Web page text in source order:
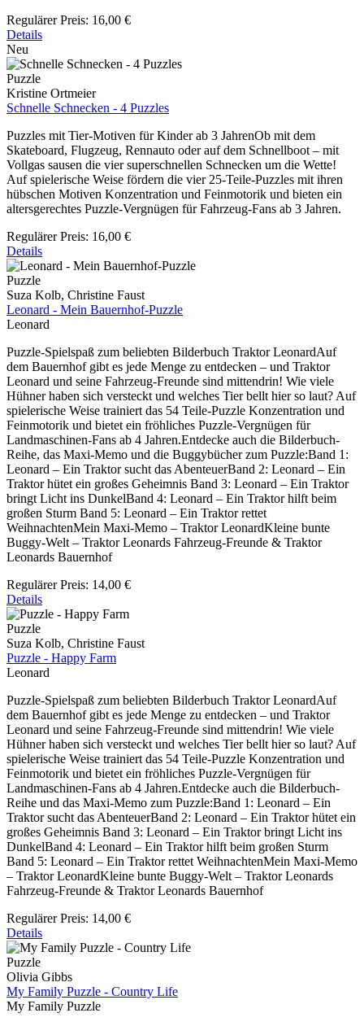
Regulärer Preis: 16,00 €
Details
Neu
Puzzle
Kristine Ortmeier
Schnelle Schnecken - 4 Puzzles
Puzzles mit Tier-Motiven für Kinder ab 3 JahrenOb mit dem
Skateboard, Flugzeug, Rennauto oder auf dem Schnellboot – mit
Vollgas sausen die vier superschnellen Schnecken um die Wette!
Auf spielerische Weise fördern die vier 25-Teile-Puzzles mit ihren
hübschen Motiven Konzentration und Feinmotorik und bieten ein
altersgerechtes Puzzle-Vergnügen für Fahrzeug-Fans ab 3 Jahren.
Regulärer Preis: 16,00 €
Details
Puzzle
Suza Kolb, Christine Faust
Leonard - Mein Bauernhof-Puzzle
Leonard
Puzzle-Spielspaß zum beliebten Bilderbuch Traktor LeonardAuf
dem Bauernhof gibt es jede Menge zu entdecken – und Traktor
Leonard und seine Fahrzeug-Freunde sind mittendrin! Wie viele
Hühner haben sich versteckt und welches Tier bellt hier so laut? Auf
spielerische Weise trainiert das 54 Teile-Puzzle Konzentration und
Feinmotorik und bietet ein fröhliches Puzzle-Vergnügen für
Landmaschinen-Fans ab 4 Jahren.Entdecke auch die Bilderbuch-
Reihe, das Maxi-Memo und die Buggybücher zum Puzzle:Band 1:
Leonard – Ein Traktor sucht das AbenteuerBand 2: Leonard – Ein
Traktor hütet ein großes Geheimnis Band 3: Leonard – Ein Traktor
bringt Licht ins DunkelBand 4: Leonard – Ein Traktor hilft beim
großen Sturm Band 5: Leonard – Ein Traktor rettet
WeihnachtenMein Maxi-Memo – Traktor LeonardKleine bunte
Buggy-Welt – Traktor Leonards Fahrzeug-Freunde & Traktor
Leonards Bauernhof
Regulärer Preis: 14,00 €
Details
Puzzle
Suza Kolb, Christine Faust
Puzzle - Happy Farm
Leonard
Puzzle-Spielspaß zum beliebten Bilderbuch Traktor LeonardAuf
dem Bauernhof gibt es jede Menge zu entdecken – und Traktor
Leonard und seine Fahrzeug-Freunde sind mittendrin! Wie viele
Hühner haben sich versteckt und welches Tier bellt hier so laut? Auf
spielerische Weise trainiert das 54 Teile-Puzzle Konzentration und
Feinmotorik und bietet ein fröhliches Puzzle-Vergnügen für
Landmaschinen-Fans ab 4 Jahren.Entdecke auch die Bilderbuch-
Reihe und das Maxi-Memo zum Puzzle:Band 1: Leonard – Ein
Traktor sucht das AbenteuerBand 2: Leonard – Ein Traktor hütet ein
großes Geheimnis Band 3: Leonard – Ein Traktor bringt Licht ins
DunkelBand 4: Leonard – Ein Traktor hilft beim großen Sturm
Band 5: Leonard – Ein Traktor rettet WeihnachtenMein Maxi-Memo
– Traktor LeonardKleine bunte Buggy-Welt – Traktor Leonards
Fahrzeug-Freunde & Traktor Leonards Bauernhof
Regulärer Preis: 14,00 €
Details
Puzzle
Olivia Gibbs
My Family Puzzle - Country Life
My Family Puzzle